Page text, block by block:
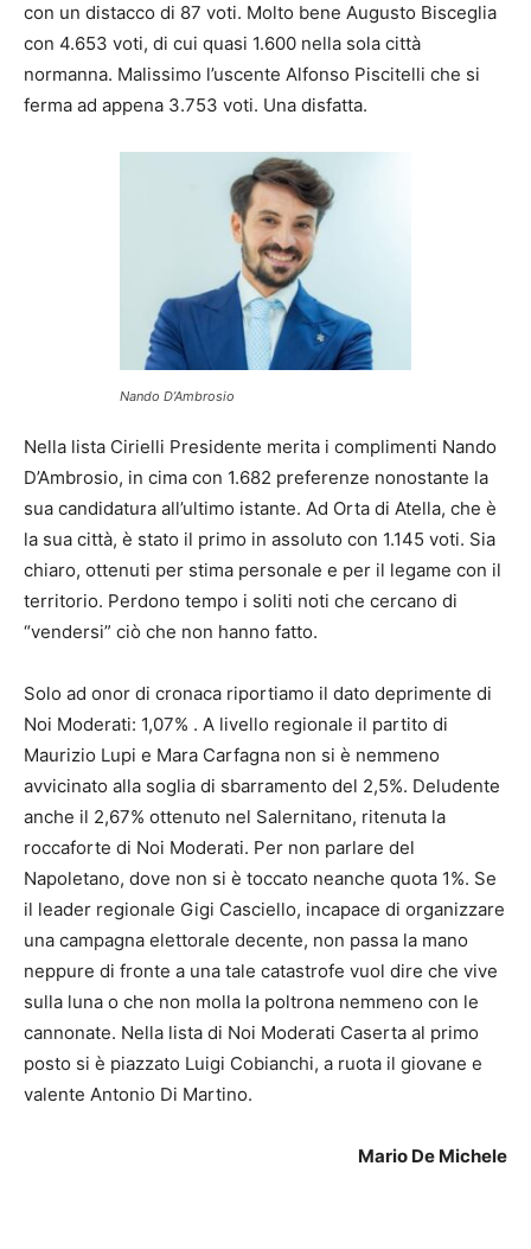
con un distacco di 87 voti. Molto bene Augusto Bisceglia
con 4.653 voti, di cui quasi 1.600 nella sola città
normanna. Malissimo l’uscente Alfonso Piscitelli che si
ferma ad appena 3.753 voti. Una disfatta.
Nando D’Ambrosio
Nella lista Cirielli Presidente merita i complimenti Nando
D’Ambrosio, in cima con 1.682 preferenze nonostante la
sua candidatura all’ultimo istante. Ad Orta di Atella, che è
la sua città, è stato il primo in assoluto con 1.145 voti. Sia
chiaro, ottenuti per stima personale e per il legame con il
territorio. Perdono tempo i soliti noti che cercano di
“vendersi” ciò che non hanno fatto.
Solo ad onor di cronaca riportiamo il dato deprimente di
Noi Moderati: 1,07% . A livello regionale il partito di
Maurizio Lupi e Mara Carfagna non si è nemmeno
avvicinato alla soglia di sbarramento del 2,5%. Deludente
anche il 2,67% ottenuto nel Salernitano, ritenuta la
roccaforte di Noi Moderati. Per non parlare del
Napoletano, dove non si è toccato neanche quota 1%. Se
il leader regionale Gigi Casciello, incapace di organizzare
una campagna elettorale decente, non passa la mano
neppure di fronte a una tale catastrofe vuol dire che vive
sulla luna o che non molla la poltrona nemmeno con le
cannonate. Nella lista di Noi Moderati Caserta al primo
posto si è piazzato Luigi Cobianchi, a ruota il giovane e
valente Antonio Di Martino.
Mario De Michele